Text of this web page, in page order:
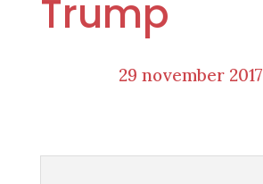
Trump
29 november 2017